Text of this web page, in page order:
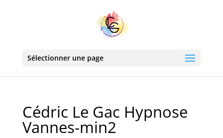
Sélectionner une page
Cédric Le Gac Hypnose
Vannes-min2